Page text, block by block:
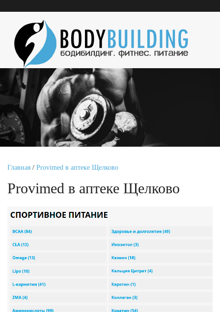
Главная / Provimed в аптеке Щелково
Provimed в аптеке Щелково